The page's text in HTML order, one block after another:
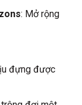
: Mở rộng
đựng được